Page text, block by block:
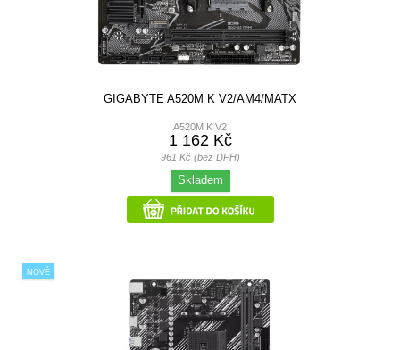
GIGABYTE A520M K V2/AM4/MATX
A520M K V2
1 162 Kč
961 Kč (bez DPH)
Skladem
NOVÉ